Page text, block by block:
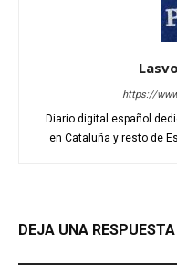
https://
Diario digital español
en Cataluña y resto de
DEJA UNA RESPUESTA